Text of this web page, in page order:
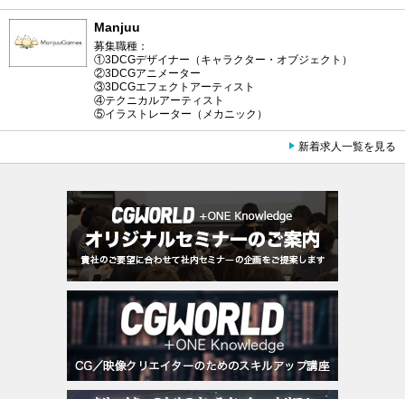
Manjuu
募集職種：
①3DCGデザイナー（キャラクター・オブジェクト）
②3DCGアニメーター
③3DCGエフェクトアーティスト
④テクニカルアーティスト
⑤イラストレーター（メカニック）
新着求人一覧を見る